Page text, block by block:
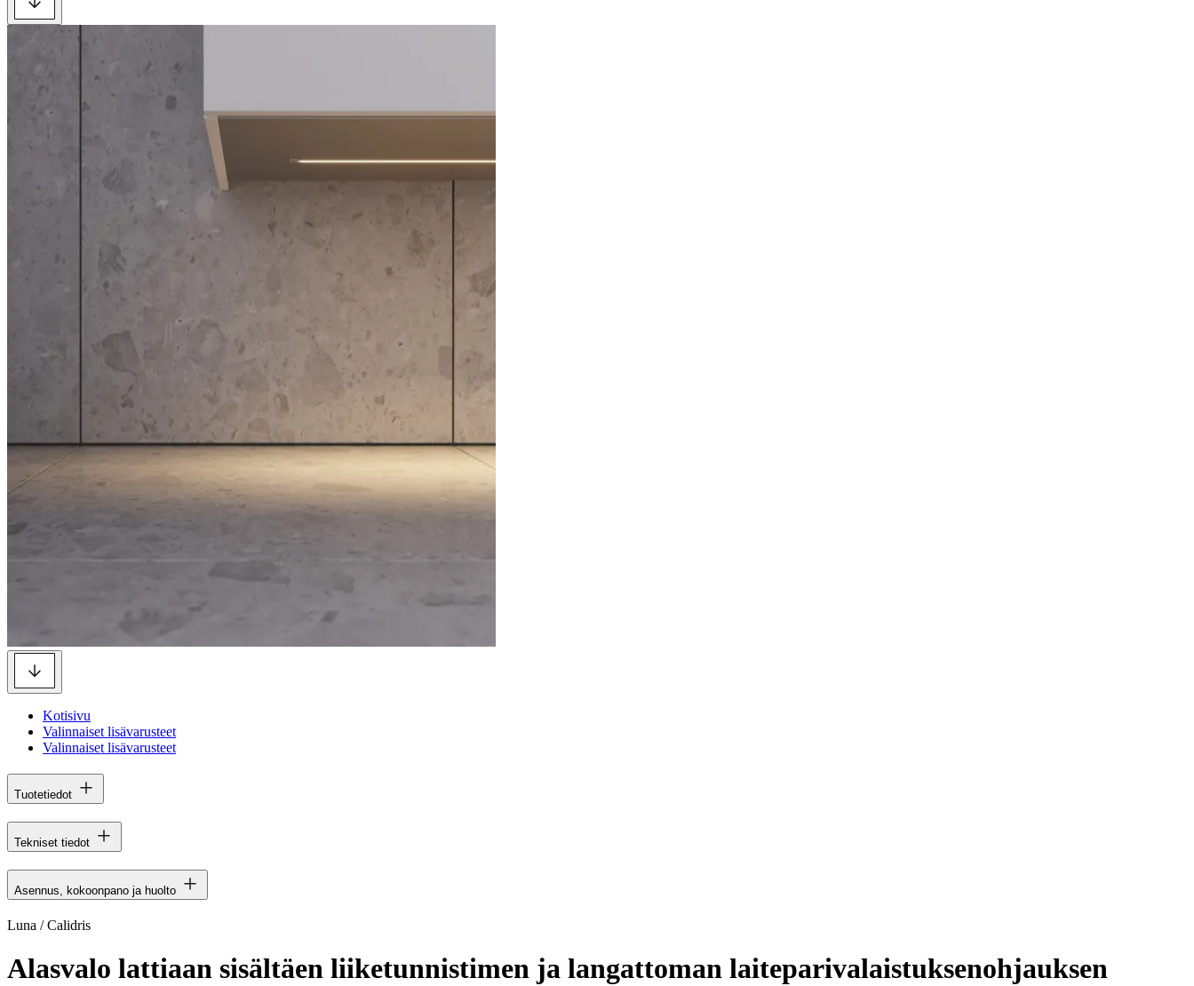
Kotisivu
Valinnaiset lisävarusteet
Valinnaiset lisävarusteet
Tuotetiedot
Tekniset tiedot
Asennus, kokoonpano ja huolto
Luna / Calidris
Alasvalo lattiaan sisältäen liiketunnistimen ja langattoman laiteparivalaistuksenohjauksen